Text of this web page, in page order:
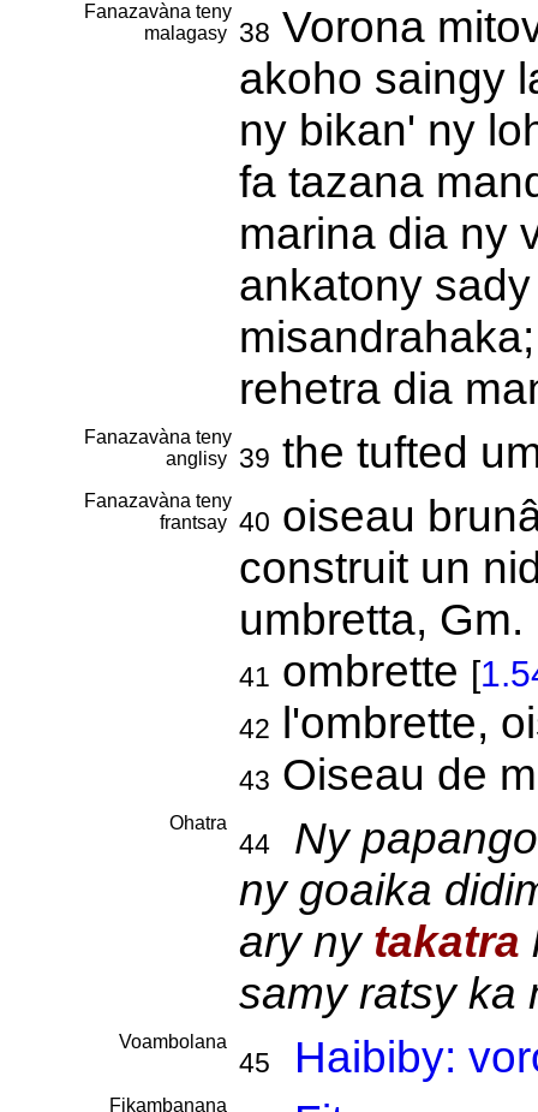
Fanazavàna teny
malagasy
38 Vorona
akoho saingy
ny bikan' ny
fa tazana
marina dia ny
ankatony
rehetra dia
Fanazavàna teny
anglisy
39 the tufted
Fanazavàna teny
frantsay 40 oiseau
construit un
umbretta, Gm.
41 ombrette [
42 l'ombrette,
43 Oiseau de
Ohatra
44
Ny
ny goaika
ary ny takatra
samy ratsy ka
Voambolana
45 Haibiby:
Fikambanana